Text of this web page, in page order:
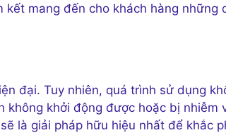
mang đến cho khách hàng những
đại. Tuy nhiên, quá trình sử dụng
khởi động được hoặc bị nhiễm
sẽ là giải pháp hữu hiệu nhất để khắc